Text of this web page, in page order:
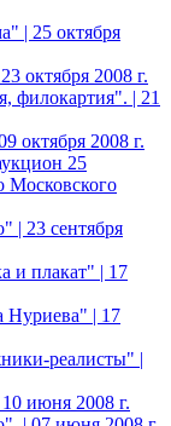
| 25 октября
октября 2008 г.
филокартия". | 21
октября 2008 г.
25
Московского
| 23 сентября
и плакат" | 17
Нуриева" | 17
реалисты" |
июня 2008 г.